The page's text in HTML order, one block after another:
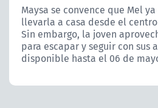
CORPORATIVO Y
CANAL DE DENUNCIAS
ÁREA DE PROYECTOS
Maysa se convence que Mel
llevarla a casa desde el
Sin embargo, la joven
para escapar y seguir con sus
disponible hasta el 06 de